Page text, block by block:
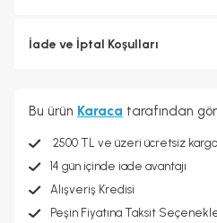
İade ve İptal Koşulları
Bu ürün Karaca tarafından
2500 TL ve üzeri ücretsiz kargo
14 gün içinde iade avantajı
Alışveriş Kredisi
Peşin Fiyatına Taksit